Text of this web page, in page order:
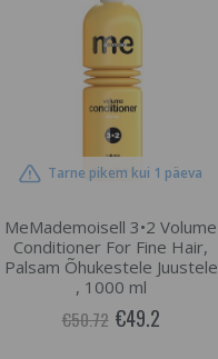
Tarne pikem kui 1 päeva
MeMademoisell 3•2 Volume
Conditioner For Fine Hair,
Palsam Õhukestele Juustele
, 1000 ml
€50.72 €49.2